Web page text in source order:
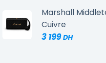
Marshall
Cuivre
3 199